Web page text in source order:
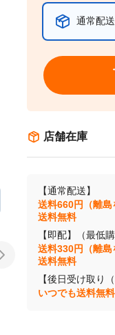
通常配
店舗在庫
【通常配送】
送料660円（離
送料無料
【即配】（最低
送料330円（離島
送料無料
【後日受け取り（